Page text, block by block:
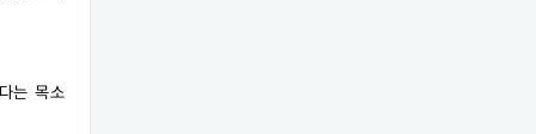
는 목소